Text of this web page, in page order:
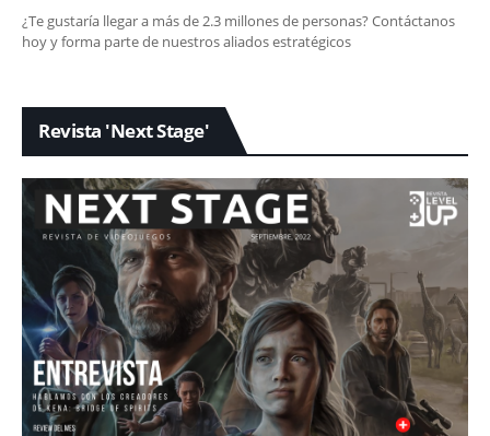
¿Te gustaría llegar a más de 2.3 millones de personas? Contáctanos
hoy y forma parte de nuestros aliados estratégicos
Revista 'Next Stage'